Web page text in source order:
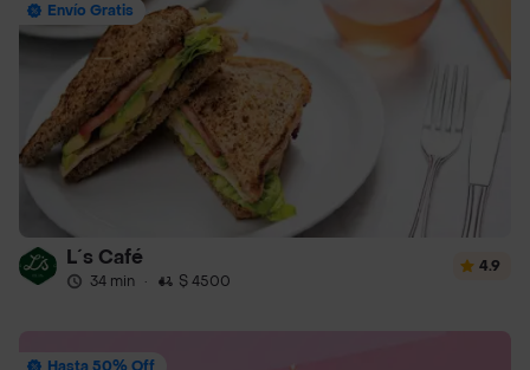
Envío Gratis
L´s Café
34 min · $ 4500
4.9